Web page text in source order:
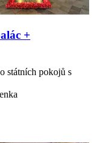
+
státních pokojů s